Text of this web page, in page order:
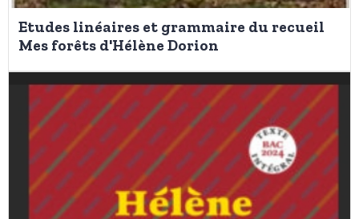
Etudes linéaires et grammaire du recueil
Mes forêts d'Hélène Dorion